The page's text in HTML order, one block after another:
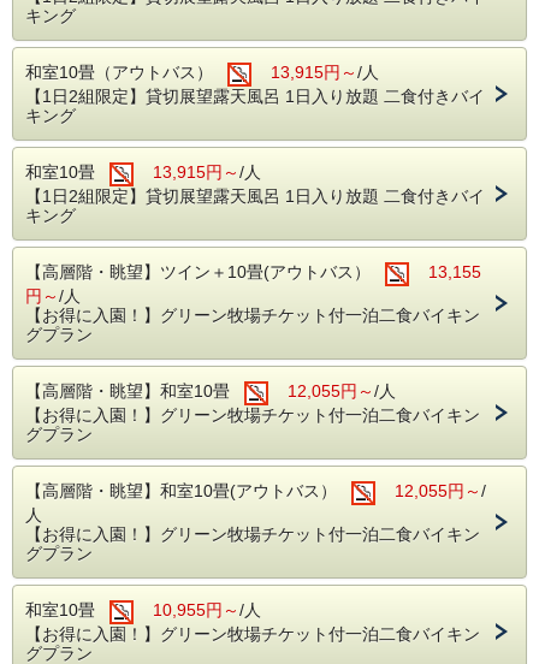
す。
お子様は作る楽しさにワクワク。
大人の方も、お酒に合う一皿としてお楽しみいただけます。
【貸切展望風呂 入り放題】一泊二食バイキングプ
ラン
伊香保名湯「黄金の湯」を何度でも満喫。
心も身体もゆったりリフレッシュ。
アルコール飲み放題付きバイキングとともに、
温泉旅を満喫できる人気プランです。
キング
和室10畳（アウトバス） 13,915円～/人
【1日2組限定】貸切展望露天風呂 1日入り放題 二食付きバイ
キング
和室10畳 13,915円～/人
【1日2組限定】貸切展望露天風呂 1日入り放題 二食付きバイ
キング
【高層階・眺望】ツイン＋10畳(アウトバス）
13,155
円～/人
【お得に入園！】グリーン牧場チケット付一泊二食バイキン
グプラン
【高層階・眺望】和室10畳 12,055円～/人
【お得に入園！】グリーン牧場チケット付一泊二食バイキン
グプラン
【高層階・眺望】和室10畳(アウトバス） 12,055円～/
人
【お得に入園！】グリーン牧場チケット付一泊二食バイキン
グプラン
和室10畳 10,955円～/人
【お得に入園！】グリーン牧場チケット付一泊二食バイキン
グプラン